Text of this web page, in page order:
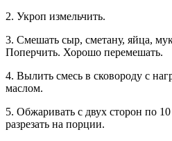
2. Укроп измельчить.
3. Смешать сыр, сметану, яйца,
Поперчить. Хорошо перемешать.
4. Вылить смесь в сковороду с
маслом.
5. Обжаривать с двух сторон по
разрезать на порции.